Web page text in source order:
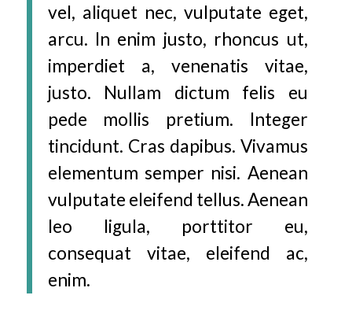
vel, aliquet nec, vulputate eget,
arcu. In enim justo, rhoncus ut,
imperdiet a, venenatis vitae,
justo. Nullam dictum felis eu
pede mollis pretium. Integer
tincidunt. Cras dapibus. Vivamus
elementum semper nisi. Aenean
vulputate eleifend tellus. Aenean
leo ligula, porttitor eu,
consequat vitae, eleifend ac,
enim.